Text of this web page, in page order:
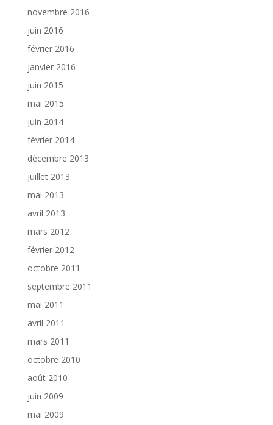
novembre 2016
juin 2016
février 2016
janvier 2016
juin 2015
mai 2015
juin 2014
février 2014
décembre 2013
juillet 2013
mai 2013
avril 2013
mars 2012
février 2012
octobre 2011
septembre 2011
mai 2011
avril 2011
mars 2011
octobre 2010
août 2010
juin 2009
mai 2009